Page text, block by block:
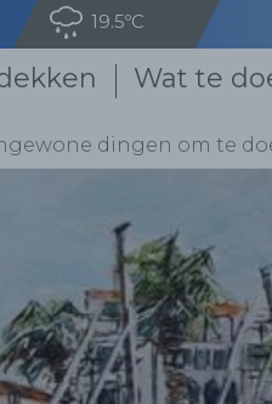
19.5ºC
Wat te
dingen om te